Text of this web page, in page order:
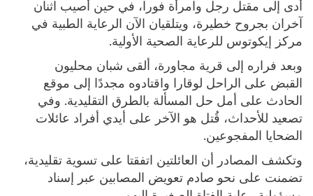
أدى إلى مقتل رجل وامرأة فورا، في حين أصيب اثنان
آخران بجروح خطيرة، ويتلقيان الآن الرعاية الطبية في
مركز إيكوتوس للرعاية الصحية الأولية.
وبعد فراره إلى قرية مجاورة، ألقى شبان محليون
القبض على الراحل لوقارا واقتادوه مجددًا إلى موقع
الحادث على أمل حل المسألة بالطرق التقليدية. وفي
تصعيد للأحداث، قُتل هو الآخر على أيدي أفراد عائلات
الضحايا المفجوعين.
وتكشف المصادر أن العائلتين اتفقتا على تسوية تقليدية،
تضمنت على نحو صادم تعويض المصابين عبر إسناد